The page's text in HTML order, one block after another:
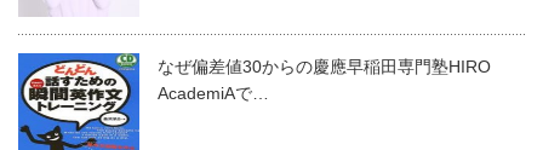
なぜ偏差値30からの慶應早稲田専門塾HIRO
AcademiAで…